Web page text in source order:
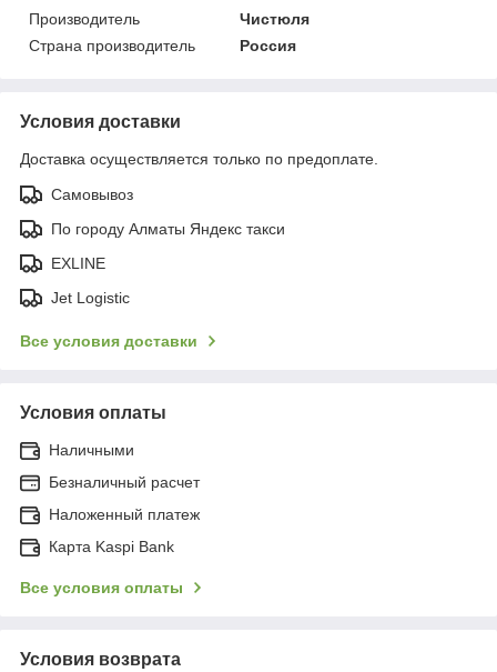
Производитель
Чистюля
Страна производитель
Россия
Условия доставки
Доставка осуществляется только по предоплате.
Самовывоз
По городу Алматы Яндекс такси
EXLINE
Jet Logistic
Все условия доставки
Условия оплаты
Наличными
Безналичный расчет
Наложенный платеж
Карта Kaspi Bank
Все условия оплаты
Условия возврата